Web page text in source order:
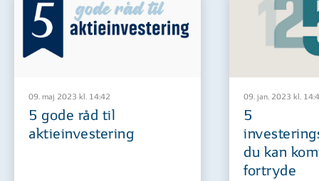
09. maj 2023 kl. 14:42
5 gode råd til
aktieinvestering
09. jan. 2023 kl.
5
du kan
fortryde